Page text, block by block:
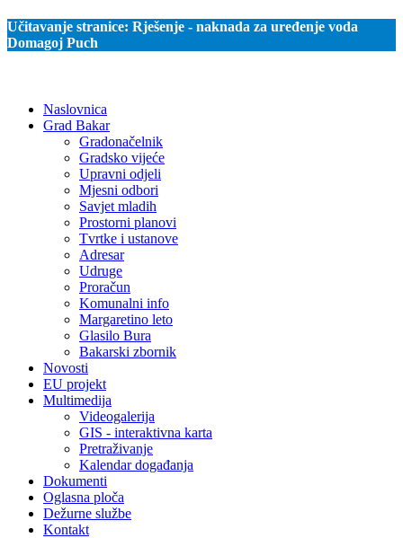
Učitavanje stranice: Rješenje - naknada za uređenje voda
Domagoj Puch
Naslovnica
Grad Bakar
Gradonačelnik
Gradsko vijeće
Upravni odjeli
Mjesni odbori
Savjet mladih
Prostorni planovi
Tvrtke i ustanove
Adresar
Udruge
Proračun
Komunalni info
Margaretino leto
Glasilo Bura
Bakarski zbornik
Novosti
EU projekt
Multimedija
Videogalerija
GIS - interaktivna karta
Pretraživanje
Kalendar događanja
Dokumenti
Oglasna ploča
Dežurne službe
Kontakt